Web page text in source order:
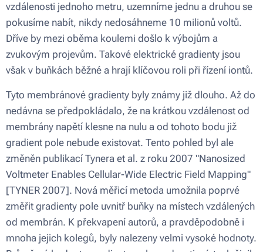
vzdálenosti jednoho metru, uzemníme jednu a druhou se
pokusíme nabít, nikdy nedosáhneme 10 milionů voltů.
Dříve by mezi oběma koulemi došlo k výbojům a
zvukovým projevům. Takové elektrické gradienty jsou
však v buňkách běžné a hrají klíčovou roli při řízení iontů.
Tyto membránové gradienty byly známy již dlouho. Až do
nedávna se předpokládalo, že na krátkou vzdálenost od
membrány napětí klesne na nulu a od tohoto bodu již
gradient pole nebude existovat. Tento pohled byl ale
změněn publikací Tynera et al. z roku 2007 "Nanosized
Voltmeter Enables Cellular-Wide Electric Field Mapping"
[TYNER 2007]. Nová měřicí metoda umožnila poprvé
změřit gradienty pole uvnitř buňky na místech vzdálených
od membrán. K překvapení autorů, a pravděpodobně i
mnoha jejich kolegů, byly nalezeny velmi vysoké hodnoty.